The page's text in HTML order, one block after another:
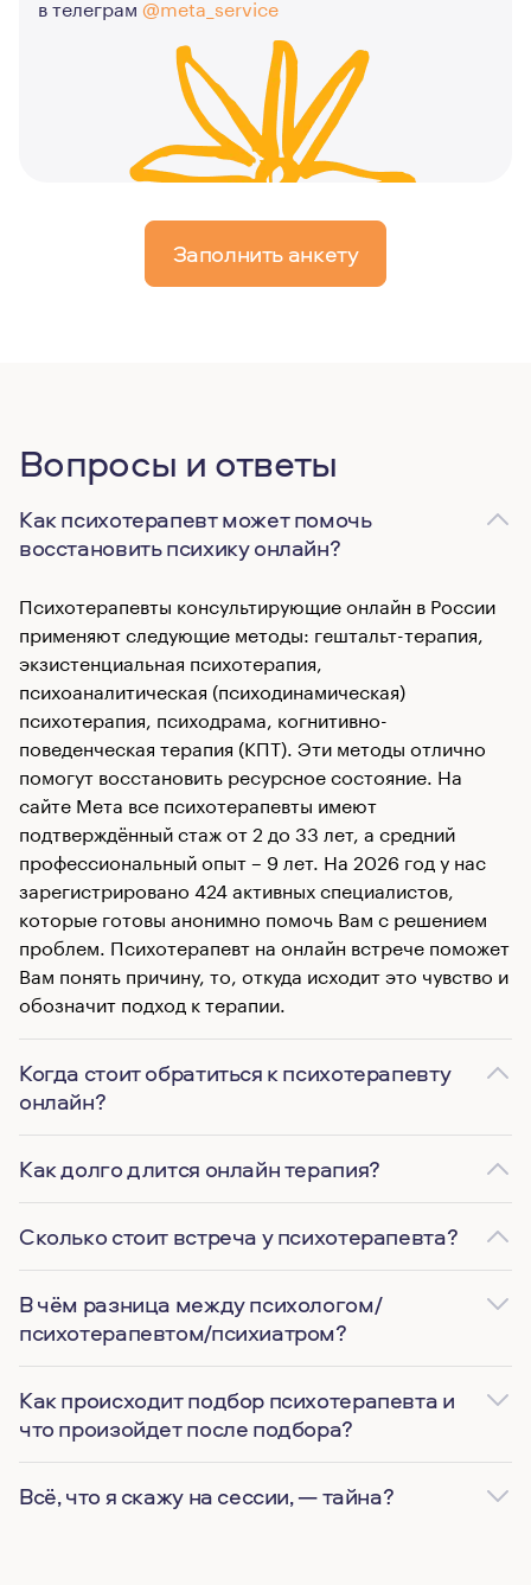
в телеграм @meta_service
Заполнить анкету
Вопросы и ответы
Как психотерапевт может помочь
восстановить психику онлайн?
Психотерапевты консультирующие онлайн в России
применяют следующие методы: гештальт-терапия,
экзистенциальная психотерапия,
психоаналитическая (психодинамическая)
психотерапия, психодрама, когнитивно-
поведенческая терапия (КПТ). Эти методы отлично
помогут восстановить ресурсное состояние. На
сайте Мета все психотерапевты имеют
подтверждённый стаж от 2 до 33 лет, а средний
профессиональный опыт – 9 лет. На 2026 год у нас
зарегистрировано 424 активных специалистов,
которые готовы анонимно помочь Вам с решением
проблем. Психотерапевт на онлайн встрече поможет
Вам понять причину, то, откуда исходит это чувство и
обозначит подход к терапии.
Когда стоит обратиться к психотерапевту
онлайн?
Как долго длится онлайн терапия?
Сколько стоит встреча у психотерапевта?
В чём разница между психологом/
психотерапевтом/психиатром?
Как происходит подбор психотерапевта и
что произойдет после подбора?
Всё, что я скажу на сессии, — тайна?